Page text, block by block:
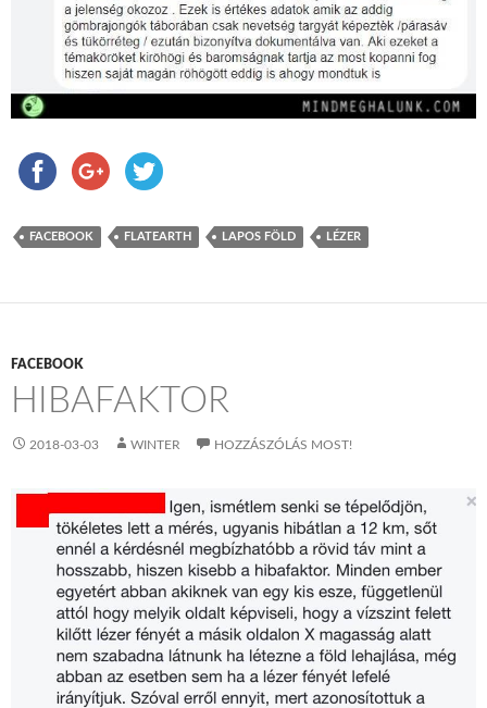
FACEBOOK FLATEARTH LAPOS FÖLD LÉZER
FACEBOOK
HIBAFAKTOR
2018-03-03 WINTER HOZZÁSZÓLÁS MOST!